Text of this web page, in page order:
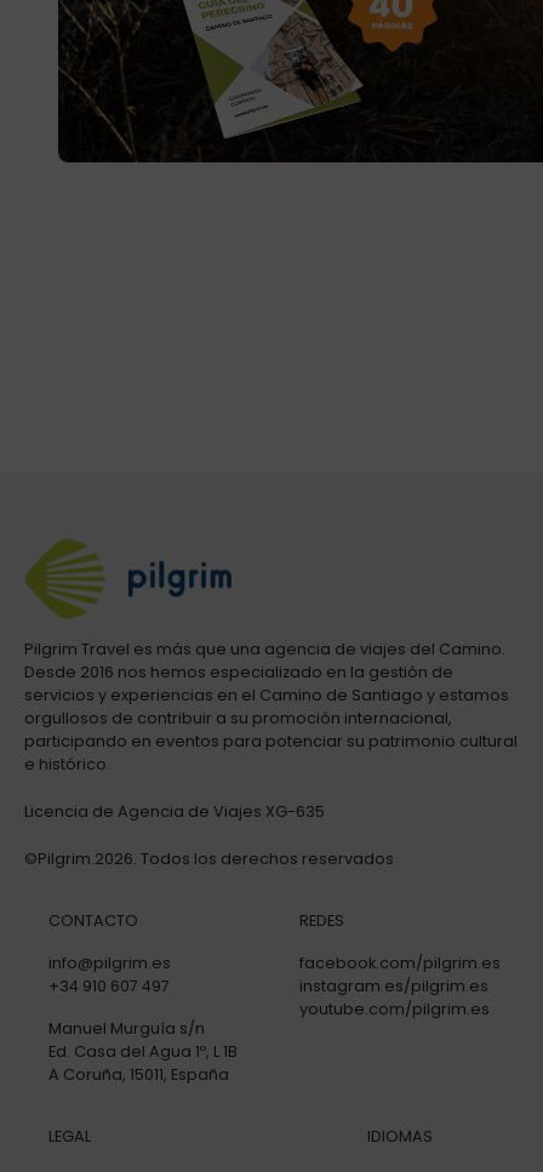
Pilgrim Travel es más que una agencia de viajes del Camino.
Desde 2016 nos hemos especializado en la gestión de
servicios y experiencias en el Camino de Santiago y estamos
orgullosos de contribuir a su promoción internacional,
participando en eventos para potenciar su patrimonio cultural
e histórico.
Licencia de Agencia de Viajes XG-635
©Pilgrim.2026. Todos los derechos reservados
CONTACTO
info@pilgrim.es
+34 910 607 497
Manuel Murguía s/n
Ed. Casa del Agua 1º, L 1B
A Coruña, 15011, España
REDES
facebook.com/pilgrim.es
instagram.es/pilgrim.es
youtube.com/pilgrim.es
LEGAL IDIOMAS